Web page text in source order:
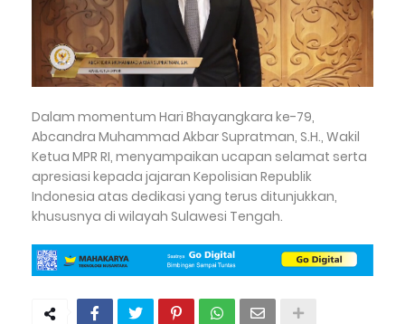
Dalam momentum Hari Bhayangkara ke-79,
Abcandra Muhammad Akbar Supratman, S.H., Wakil
Ketua MPR RI, menyampaikan ucapan selamat serta
apresiasi kepada jajaran Kepolisian Republik
Indonesia atas dedikasi yang terus ditunjukkan,
khususnya di wilayah Sulawesi Tengah.